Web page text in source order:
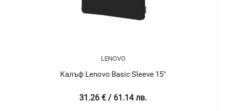
LENOVO
Калъф Lenovo Basic Sleeve 15"
31.26 € / 61.14 лв.